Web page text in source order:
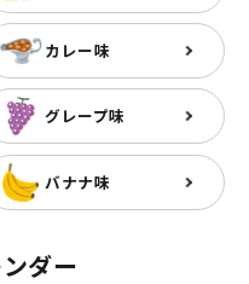
カレー味
グレープ味
バナナ味
ダー